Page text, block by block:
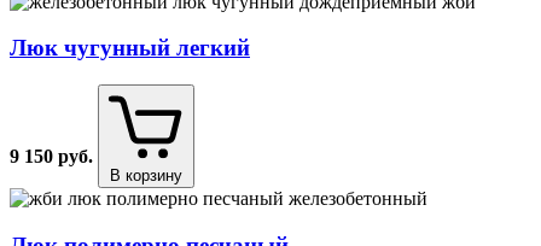
Люк чугунный легкий
9 150 руб.
В корзину